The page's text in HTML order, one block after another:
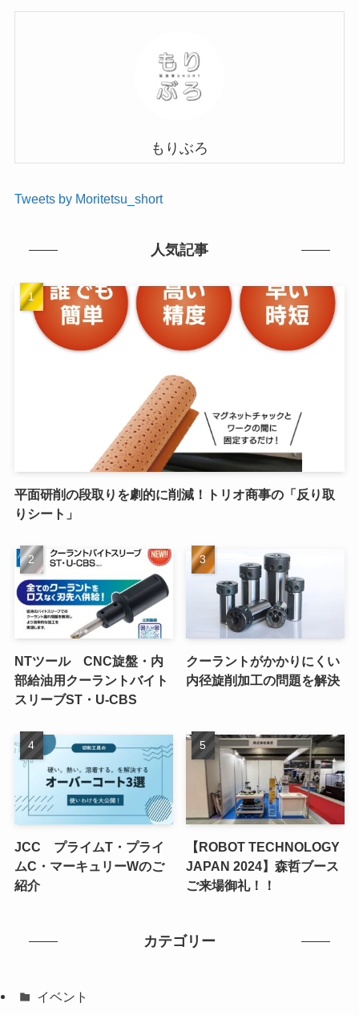
もりぶろ
Tweets by Moritetsu_short
人気記事
平面研削の段取りを劇的に削減！トリオ商事の「反り取
りシート」
NTツール CNC旋盤・内
部給油用クーラントバイト
スリーブST・U-CBS
クーラントがかかりにくい
内径旋削加工の問題を解決
JCC プライムT・プライ
ムC・マーキュリーWのご
紹介
【ROBOT TECHNOLOGY
JAPAN 2024】森哲ブース
ご来場御礼！！
カテゴリー
イベント